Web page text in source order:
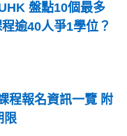
盤點10個最多
逾40人爭1學位？
程報名資訊一覽 附
限